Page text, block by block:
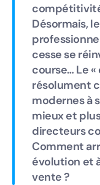
Désormais,
cesse se
course… Le
résolument
modernes à
mieux et
directeurs
Comment
évolution et
vente ?